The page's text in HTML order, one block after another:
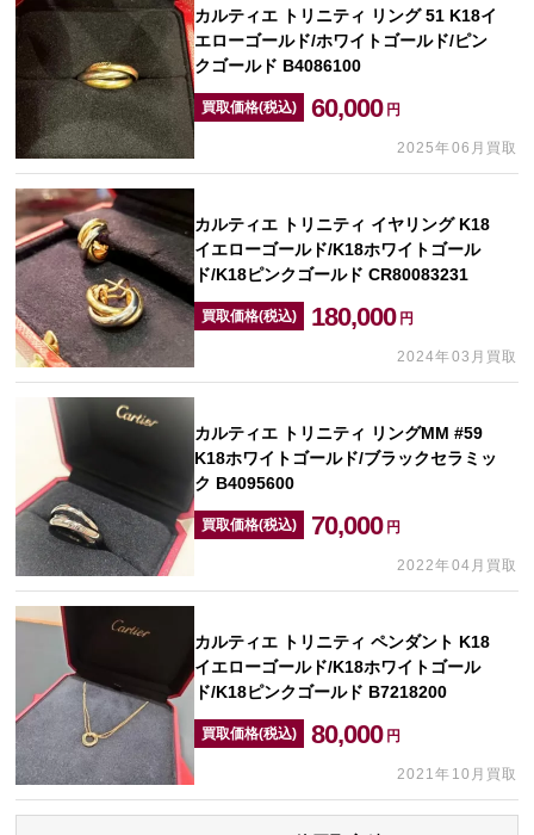
カルティエ トリニティ リング 51 K18イ
エローゴールド/ホワイトゴールド/ピン
クゴールド B4086100
買取価格(税込) 60,000 円
2025年06月買取
カルティエ トリニティ イヤリング K18
イエローゴールド/K18ホワイトゴール
ド/K18ピンクゴールド CR80083231
買取価格(税込) 180,000 円
2024年03月買取
カルティエ トリニティ リングMM #59
K18ホワイトゴールド/ブラックセラミッ
ク B4095600
買取価格(税込) 70,000 円
2022年04月買取
カルティエ トリニティ ペンダント K18
イエローゴールド/K18ホワイトゴール
ド/K18ピンクゴールド B7218200
買取価格(税込) 80,000 円
2021年10月買取